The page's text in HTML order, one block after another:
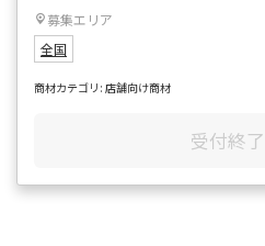
募集エリア
全国
商材カテゴリ: 店舗向け商材
受付終了